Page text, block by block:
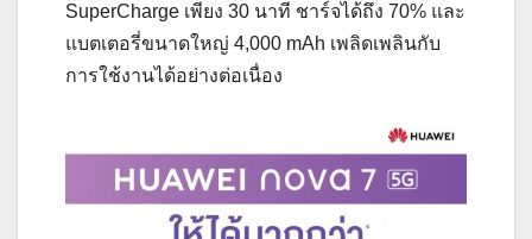
SuperCharge เพียง 30 นาที ชาร์จได้ถึง 70% และ
แบตเตอรี่ขนาดใหญ่ 4,000 mAh เพลิดเพลินกับ
การใช้งานได้อย่างต่อเนื่อง